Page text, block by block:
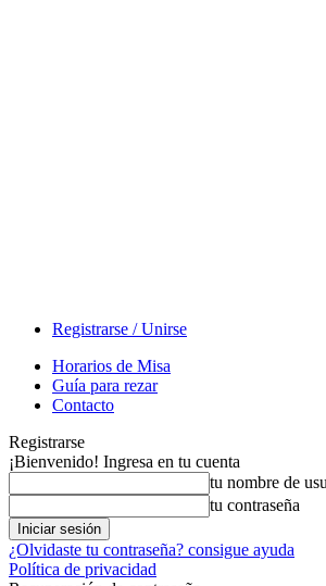
Registrarse / Unirse
Horarios de Misa
Guía para rezar
Contacto
Registrarse
¡Bienvenido! Ingresa en tu cuenta
tu nombre de
tu contraseña
¿Olvidaste tu contraseña? consigue ayuda
Política de privacidad